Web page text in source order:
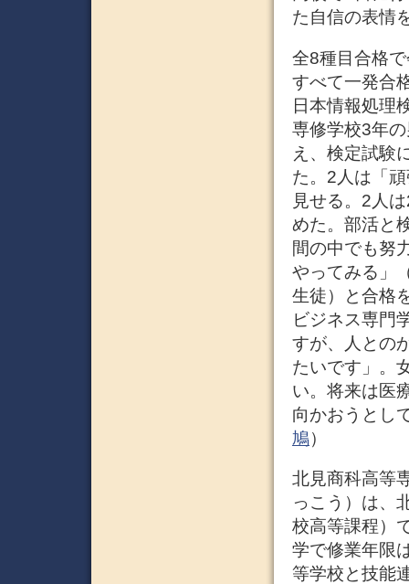
た自信の表情
全8種目合格
すべて一発合
日本情報処理
専修学校3年
え、検定試験
た。2人は「
見せる。2人
めた。部活と
間の中でも努
やってみる」
生徒）と合格
ビジネス専門
すが、人との
たいです」。
い。将来は医
向かおうとし
鳩）
北見商科高等
っこう）は、
校高等課程）
学で修業年限
等学校と技能